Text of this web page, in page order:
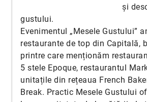
și
gustului.
Evenimentul „Mesele Gustului”
restaurante de top din Capitală,
printre care menționăm
5 stele Epoque, restaurantul
unitațile din rețeaua French
Break. Practic Mesele Gustului